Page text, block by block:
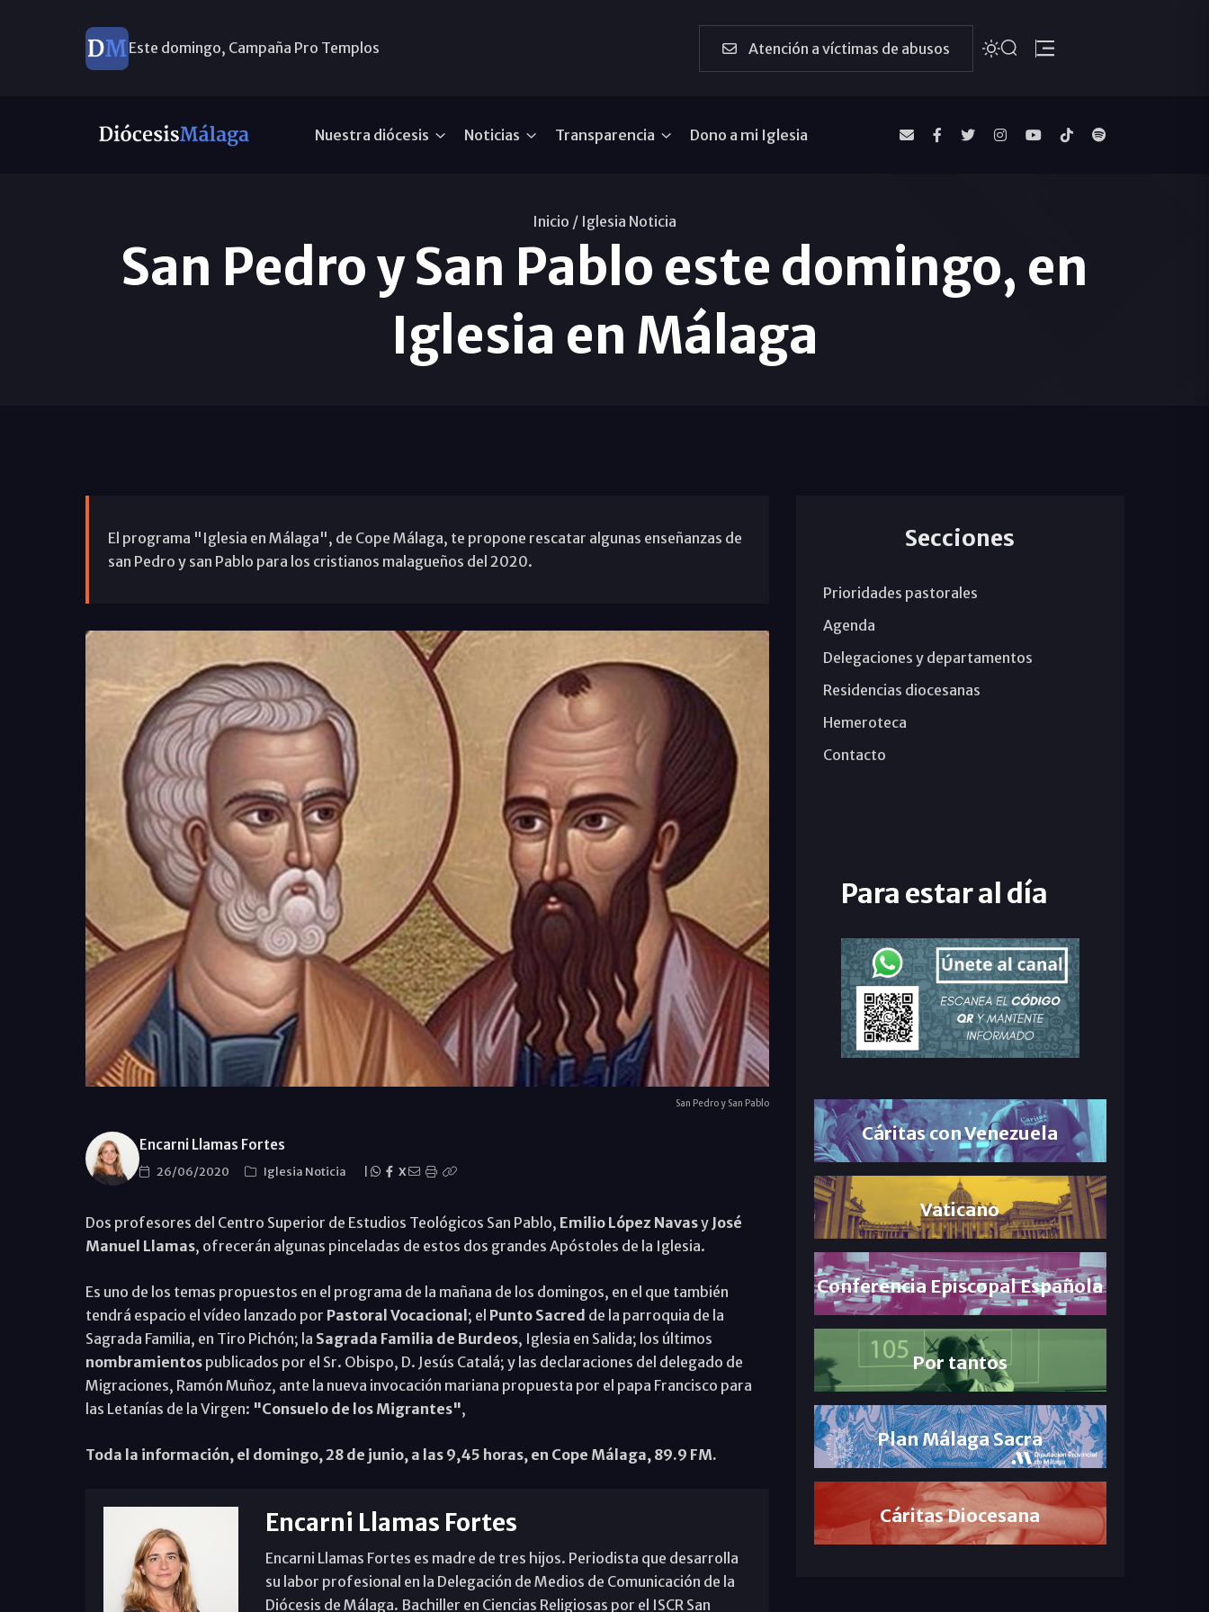
Este domingo, Campaña Pro Templos Atención a víctimas de abusos
Nuestra diócesis Noticias Transparencia Dono a mi Iglesia
Inicio / Iglesia Noticia
San Pedro y San Pablo este domingo, en
Iglesia en Málaga
El programa "Iglesia en Málaga", de Cope Málaga, te propone rescatar algunas enseñanzas de
san Pedro y san Pablo para los cristianos malagueños del 2020.
San Pedro y San Pablo
Encarni Llamas Fortes
26/06/2020 Iglesia Noticia X
Dos profesores del Centro Superior de Estudios Teológicos San Pablo, Emilio López Navasy José
Manuel Llamas, ofrecerán algunas pinceladas de estos dos grandes Apóstoles de la Iglesia.
Es uno de los temas propuestos en el programa de la mañana de los domingos, en el que también
tendrá espacio el vídeo lanzado por Pastoral Vocacional; el Punto Sacred de la parroquia de la
Sagrada Familia, en Tiro Pichón; la Sagrada Familia de Burdeos, Iglesia en Salida; los últimos
nombramientospublicados por el Sr. Obispo, D. Jesús Catalá; y las declaraciones del delegado de
Migraciones, Ramón Muñoz, ante la nueva invocación mariana propuesta por el papa Francisco para
las Letanías de la Virgen: "Consuelo de los Migrantes",
Toda la información, el domingo, 28 de junio, a las 9,45 horas, en Cope Málaga, 89.9 FM.
Encarni Llamas Fortes
Encarni Llamas Fortes es madre de tres hijos. Periodista que desarrolla
su labor profesional en la Delegación de Medios de Comunicación de la
Diócesis de Málaga. Bachiller en Ciencias Religiosas por el ISCR San
Secciones
Prioridades pastorales
Agenda
Delegaciones y departamentos
Residencias diocesanas
Hemeroteca
Contacto
Para estar al día
Cáritas con Venezuela
Vaticano
Conferencia Episcopal Española
Por tantos
Plan Málaga Sacra
Cáritas Diocesana